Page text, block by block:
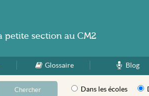
Glossaire Blog
Dans les écoles
petite section au CM2